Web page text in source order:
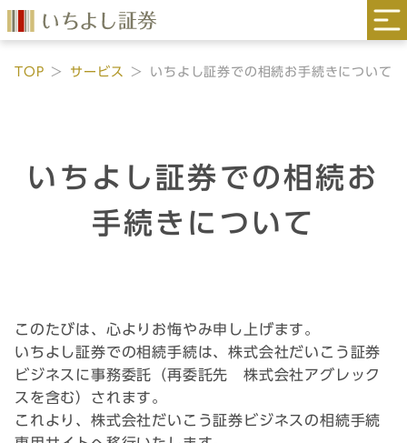
TOP サービス いちよし証券での相続お手続きについて
いちよし証券での相続お
手続きについて
このたびは、心よりお悔やみ申し上げます。
いちよし証券での相続手続は、株式会社だいこう証券
ビジネスに事務委託（再委託先 株式会社アグレック
スを含む）されます。
これより、株式会社だいこう証券ビジネスの相続手続